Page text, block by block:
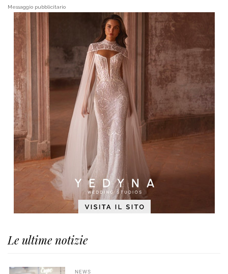
Messaggio pubblicitario
Le ultime notizie
NEWS